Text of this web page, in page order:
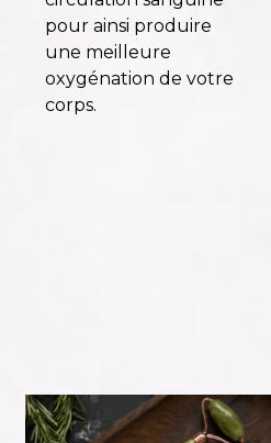
pour ainsi produire
une meilleure
oxygénation de votre
corps.